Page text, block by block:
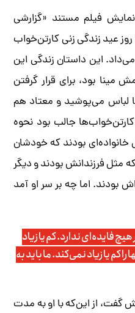
فیلم مستند «گزارشی
درباره مینا» بود؛ مستندی که ۱۴ روز عید زندگی زنی کارتن‌خواب
این داستان زندگی این
مینا بود، برای قرار گرفتن
لباس می‌پوشید و معتاد هم
کارتن‌خواب‌ها جالب بود نحوه
خانواده‌ای بودند که خودشان
مثل فرزندانش بودند و دیگر
بودند. اما چه بر سر او آمد
فایده‌ای ندارد. کم یا زیاد
کم یا زیاد نمی‌کند. ما باید به
گفت، از این‌که با او به مدت